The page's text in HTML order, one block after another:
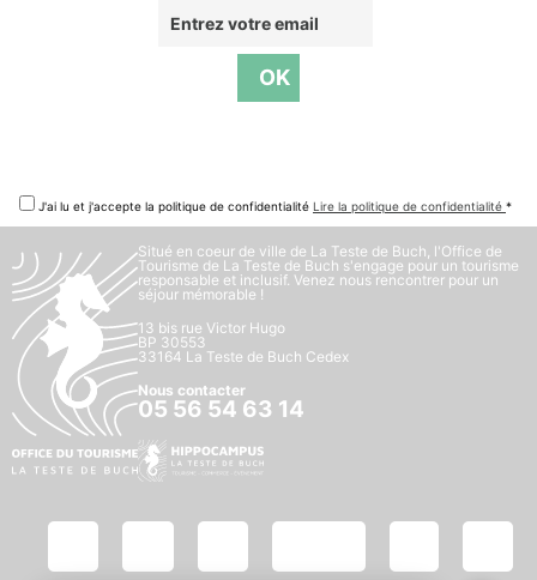
J'ai lu et j'accepte la politique de confidentialité Lire la politique de confidentialité *
Situé en coeur de ville de La Teste de Buch, l'Office de
Tourisme de La Teste de Buch s'engage pour un tourisme
responsable et inclusif. Venez nous rencontrer pour un
séjour mémorable !
13 bis rue Victor Hugo
BP 30553
33164 La Teste de Buch Cedex
Nous contacter
05 56 54 63 14